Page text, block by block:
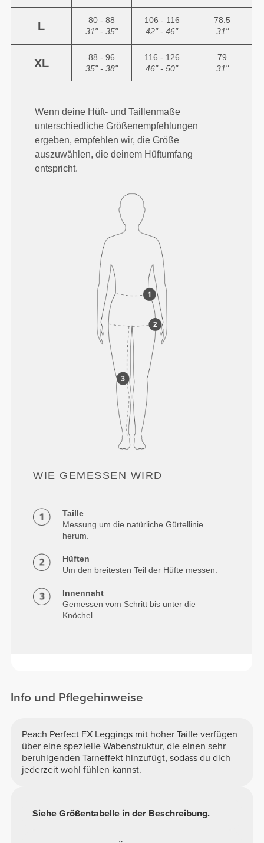
L
80 - 88
31" - 35"
106 - 116
42" - 46"
78.5
31"
XL
88 - 96
35" - 38"
116 - 126
46" - 50"
79
31"
Wenn deine Hüft- und Taillenmaße
unterschiedliche Größenempfehlungen
ergeben, empfehlen wir, die Größe
auszuwählen, die deinem Hüftumfang
entspricht.
WIE GEMESSEN WIRD
Taille
Messung um die natürliche Gürtellinie
herum.
Hüften
Um den breitesten Teil der Hüfte messen.
Innennaht
Gemessen vom Schritt bis unter die
Knöchel.
Info und Pflegehinweise
Peach Perfect FX Leggings mit hoher Taille verfügen
über eine spezielle Wabenstruktur, die einen sehr
beruhigenden Tarneffekt hinzufügt, sodass du dich
jederzeit wohl fühlen kannst.
Siehe Größentabelle in der Beschreibung.